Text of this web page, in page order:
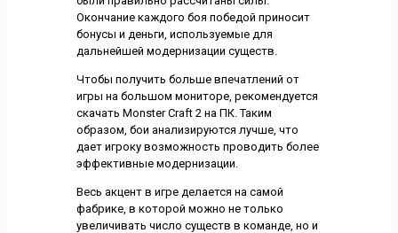
Окончание каждого боя победой приносит
бонусы и деньги, используемые для
дальнейшей модернизации существ.
Чтобы получить больше впечатлений от
игры на большом мониторе, рекомендуется
скачать Monster Craft 2 на ПК. Таким
образом, бои анализируются лучше, что
дает игроку возможность проводить более
эффективные модернизации.
Весь акцент в игре делается на самой
фабрике, в которой можно не только
увеличивать число существ в команде, но и